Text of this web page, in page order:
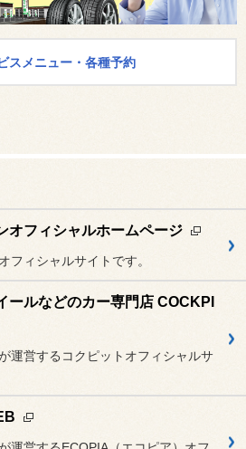
スメニュー・各種予約
オフィシャルホームページ
フィシャルサイトです。
ールなどのカー専門店 COCKPI
運営するコクピットオフィシャルサ